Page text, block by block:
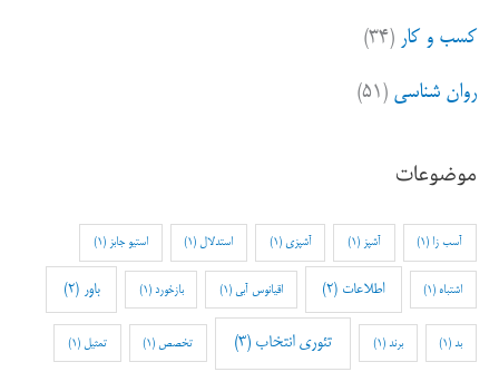
کسب و کار (۳۴)
روان شناسی (۵۱)
موضوعات
آسب زا (1) آشپز (1) آشپزی (1) استدلال (1) استیو جابز (1)
اشتباه (1) اطلاعات (2) اقیانوس آبی (1) بازخورد (1) باور (2)
بد(1) برند (1) تئوری انتخاب (3) تخصص (1) تمثیل (1)